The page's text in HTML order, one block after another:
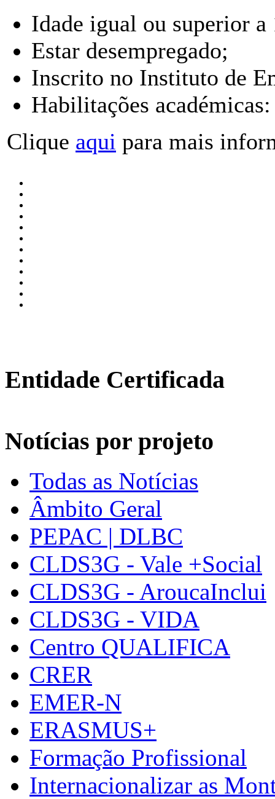
Idade igual ou superior a
Estar desempregado;
Inscrito no Instituto de
Habilitações
Clique aqui para mais
Entidade Certificada
Notícias por projeto
Todas as Notícias
Âmbito Geral
PEPAC | DLBC
CLDS3G - Vale +Social
CLDS3G - AroucaInclui
CLDS3G - VIDA
Centro QUALIFICA
CRER
EMER-N
ERASMUS+
Formação Profissional
Internacionalizar as